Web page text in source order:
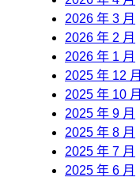
2026 年 3 月
2026 年 2 月
2026 年 1 月
2025 年 12 月
2025 年 10 月
2025 年 9 月
2025 年 8 月
2025 年 7 月
2025 年 6 月